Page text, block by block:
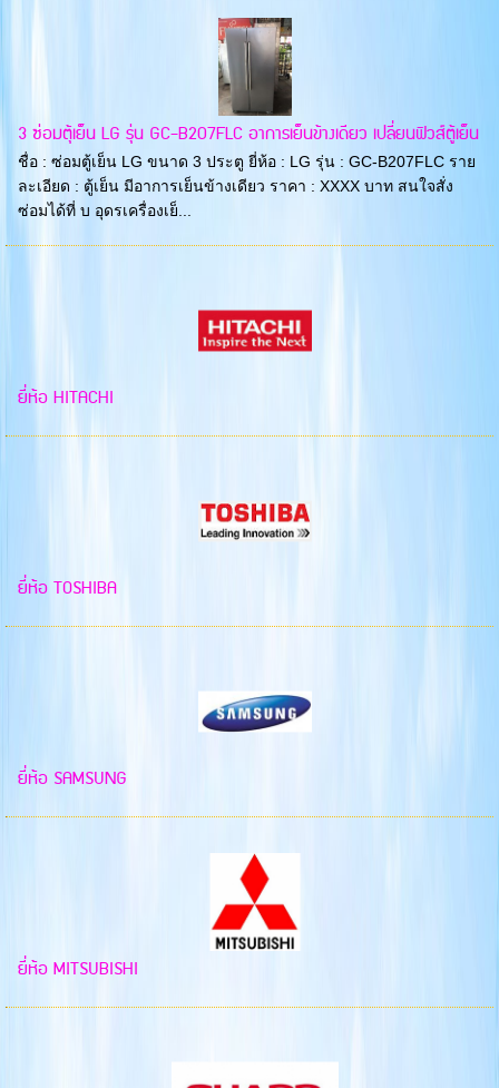
3 ซ่อมตุ้เย็น LG รุ่น GC-B207FLC อาการเย็นข้างเดียว เปลี่ยนฟิวส์ตู้เย็น
ชื่อ : ซ่อมตู้เย็น LG ขนาด 3 ประตู ยี่ห้อ : LG รุ่น : GC-B207FLC ราย
ละเอียด : ตู้เย็น มีอาการเย็นข้างเดียว ราคา : XXXX บาท สนใจสั่ง
ซ่อมได้ที่ บ อุดรเครื่องเย็...
ยี่ห้อ HITACHI
ยี่ห้อ TOSHIBA
ยี่ห้อ SAMSUNG
ยี่ห้อ MITSUBISHI